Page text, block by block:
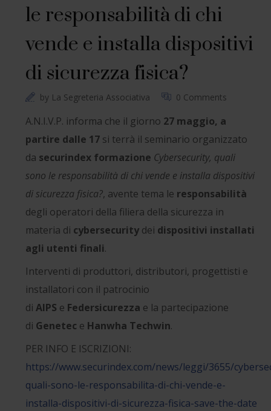
le responsabilità di chi
vende e installa dispositivi
di sicurezza fisica?
by La Segreteria Associativa 0 Comments
A.N.I.V.P. informa che il giorno 27 maggio, a
partire dalle 17 si terrà il seminario organizzato
da securindex formazione Cybersecurity, quali
sono le responsabilità di chi vende e installa dispositivi
di sicurezza fisica?, avente tema le responsabilità
degli operatori della filiera della sicurezza in
materia di cybersecurity dei dispositivi installati
agli utenti finali.
Interventi di produttori, distributori, progettisti e
installatori con il patrocinio
diAIPS e Federsicurezza e la partecipazione
di Genetec e Hanwha Techwin.
PER INFO E ISCRIZIONI:
https://www.securindex.com/news/leggi/3655/
quali-sono-le-responsabilita-di-chi-vende-e-
installa-dispositivi-di-sicurezza-fisica-save-the-date